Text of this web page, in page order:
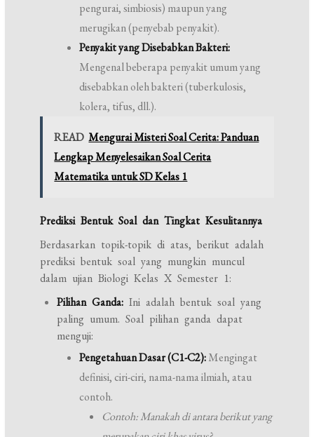
pengurai, simbiosis) maupun yang
merugikan (penyebab penyakit).
Penyakit yang Disebabkan Bakteri:
Mengenal beberapa penyakit umum yang
disebabkan oleh bakteri (tuberkulosis,
kolera, tifus, dll.).
READ Mengurai Misteri Soal Cerita: Panduan
Lengkap Menyelesaikan Soal Cerita
Matematika untuk SD Kelas 1
Prediksi Bentuk Soal dan Tingkat Kesulitannya
Berdasarkan topik-topik di atas, berikut adalah
prediksi bentuk soal yang mungkin muncul
dalam ujian Biologi Kelas X Semester 1:
Pilihan Ganda: Ini adalah bentuk soal yang
paling umum. Soal pilihan ganda dapat
menguji:
Pengetahuan Dasar (C1-C2):Mengingat
definisi, ciri-ciri, nama-nama ilmiah, atau
contoh.
Contoh: Manakah di antara berikut yang